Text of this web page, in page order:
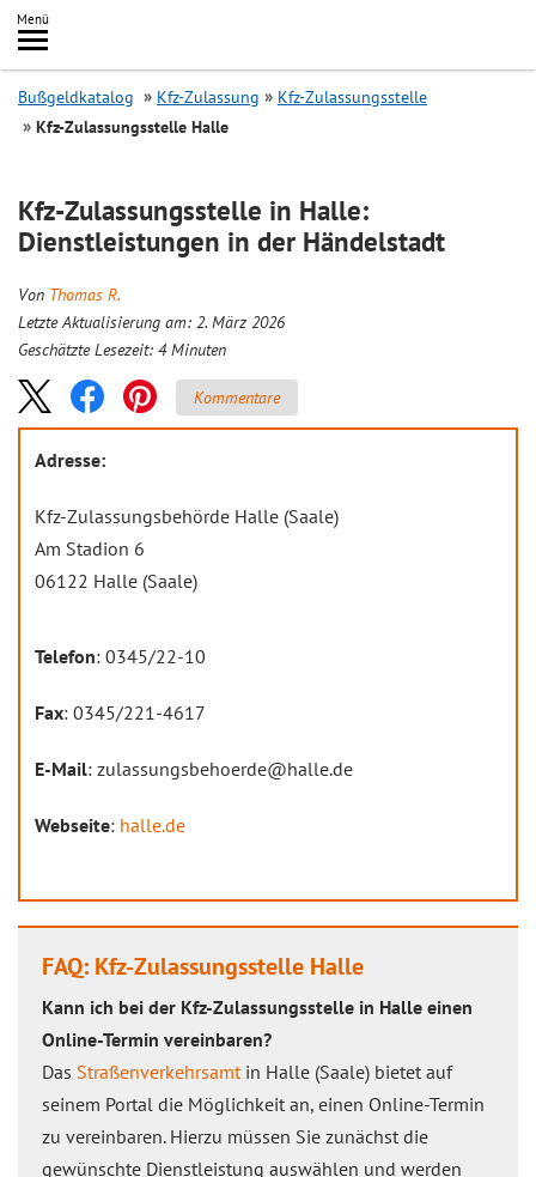
Inhalt
springen
Menü
Search
Bußgeldkatalog Kfz-Zulassung
Kfz-Zulassungsstelle
Kfz-Zulassungsstelle Halle
Kfz-Zulassungsstelle in Halle:
Dienstleistungen in der Händelstadt
Von Thomas R.
Letzte Aktualisierung am: 2. März 2026
Geschätzte Lesezeit: 4 Minuten
Kommentare
Adresse:
Kfz-Zulassungsbehörde Halle (Saale)
Am Stadion 6
06122 Halle (Saale)
Telefon: 0345/22-10
Fax: 0345/221-4617
E-Mail: zulassungsbehoerde@halle.de
Webseite: halle.de
FAQ: Kfz-Zulassungsstelle Halle
Kann ich bei der Kfz-Zulassungsstelle in Halle einen
Online-Termin vereinbaren?
Das Straßenverkehrsamtin Halle (Saale) bietet auf
seinem Portal die Möglichkeit an, einen Online-Termin
zu vereinbaren. Hierzu müssen Sie zunächst die
gewünschte Dienstleistung auswählen und werden